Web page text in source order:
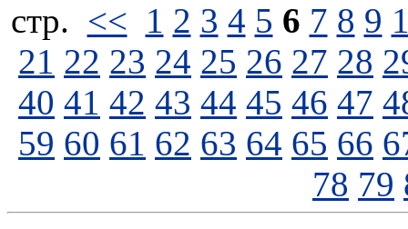
стp. << 1 2 3 4 5 6 7 8 9
21 22 23 24 25 26 27 28
40 41 42 43 44 45 46 47
59 60 61 62 63 64 65 66
78 79